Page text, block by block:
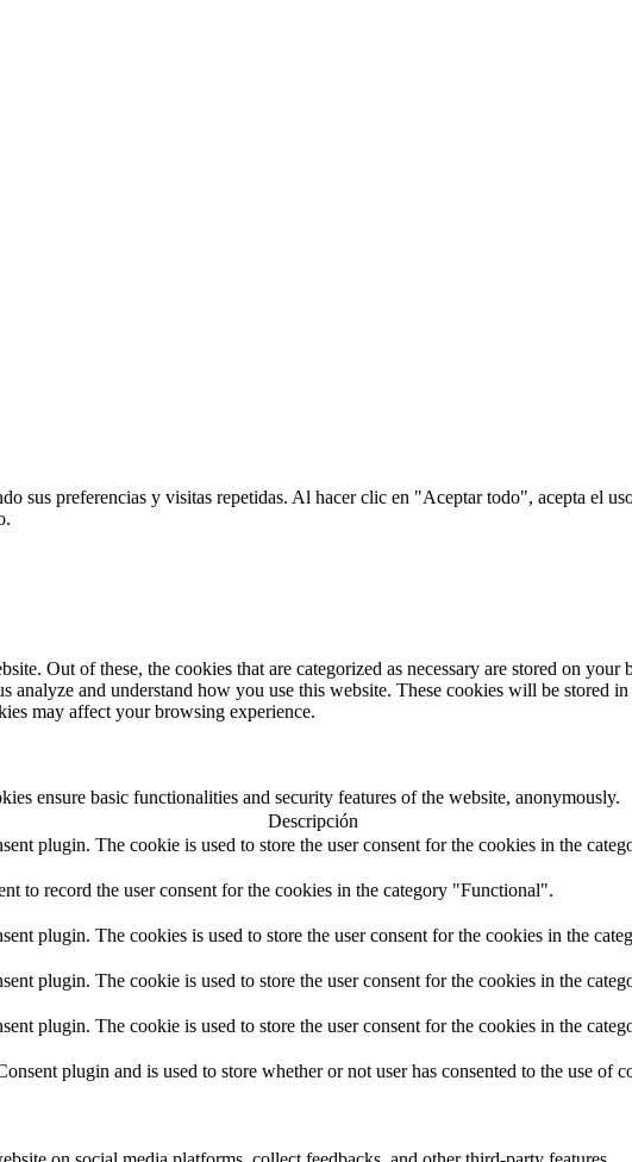
sus preferencias y visitas repetidas. Al hacer clic en "Aceptar todo", acepta el
Out of these, the cookies that are categorized as necessary are stored on your
and understand how you use this website. These cookies will be stored
may affect your browsing experience.
ensure basic functionalities and security features of the website, anonymously.
Descripción
plugin. The cookie is used to store the user consent for the cookies in the
to record the user consent for the cookies in the category "Functional".
plugin. The cookies is used to store the user consent for the cookies in the
plugin. The cookie is used to store the user consent for the cookies in the
plugin. The cookie is used to store the user consent for the cookies in the
plugin and is used to store whether or not user has consented to the use of